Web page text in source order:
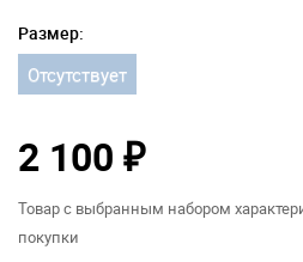
Размер:
Отсутствует
2 100 ₽
Товар с выбранным набором
покупки